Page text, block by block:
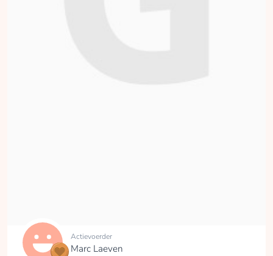
Actievoerder
Marc Laeven